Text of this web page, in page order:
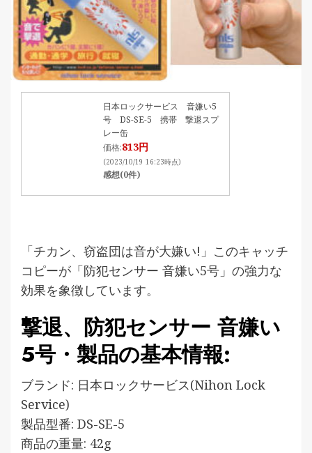
日本ロックサービス 音嫌い5
号 DS-SE-5 携帯 撃退スプ
レー缶
価格:813円
(2023/10/19 16:23時点)
感想(0件)
「チカン、窃盗団は音が大嫌い!」このキャッチ
コピーが「防犯センサー 音嫌い5号」の強力な
効果を象徴しています。
撃退、防犯センサー 音嫌い
5号・製品の基本情報:
ブランド: 日本ロックサービス(Nihon Lock
Service)
製品型番: DS-SE-5
商品の重量: 42g